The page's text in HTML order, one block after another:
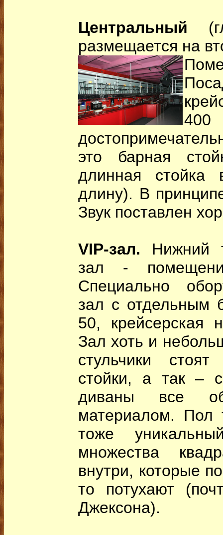
Центральный
размещается на
это барная
длинная
длину). В
Звук поставлен
VIP-зал. Нижний
зал -
Специально
зал с отдельным
50, крейсерская
Зал хоть и
стульчики
стойки, а так –
диваны все
материалом. Пол
тоже
множества
внутри, которые
то потухают
Джексона).